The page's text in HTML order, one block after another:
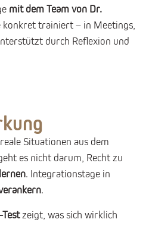
mit dem Team von Dr.
trainiert – in Meetings,
durch Reflexion und
Situationen aus dem
es nicht darum, Recht zu
. Integrationstage in
.
Testzeigt, was sich wirklich